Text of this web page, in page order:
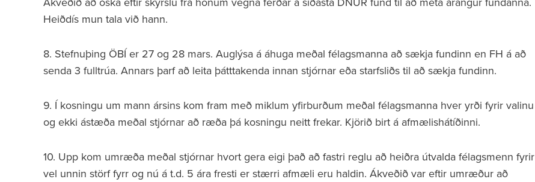
Heiðdís mun tala við hann.
8. Stefnuþing ÖBÍ er 27 og 28 mars. Auglýsa á áhuga meðal félagsmanna að sækja fundinn en FH á að
senda 3 fulltrúa. Annars þarf að leita þátttakenda innan stjórnar eða starfsliðs til að sækja fundinn.
9. Í kosningu um mann ársins kom fram með miklum yfirburðum meðal félagsmanna hver yrði fyrir valinu
og ekki ástæða meðal stjórnar að ræða þá kosningu neitt frekar. Kjörið birt á afmælishátíðinni.
10. Upp kom umræða meðal stjórnar hvort gera eigi það að fastri reglu að heiðra útvalda félagsmenn fyrir
vel unnin störf fyrr og nú á t.d. 5 ára fresti er stærri afmæli eru haldin. Ákveðið var eftir umræður að